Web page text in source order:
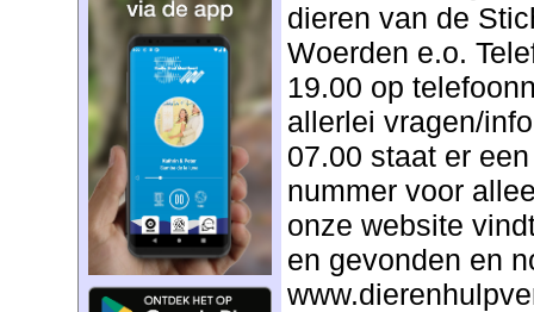
dieren van de
Woerden e.o.
19.00 op
allerlei vragen/
07.00 staat er
nummer voor
onze website
en gevonden en